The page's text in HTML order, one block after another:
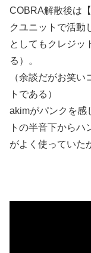
COBRA解散後は
クユニットで活動
としてもクレジッ
る）。
（余談だがお笑
トである）
akimがパンクを感
トの半音下からハ
がよく使っていた